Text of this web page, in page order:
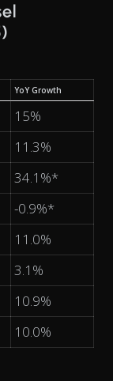
YoY Growth
15%
11.3%
34.1%*
-0.9%*
11.0%
3.1%
10.9%
10.0%